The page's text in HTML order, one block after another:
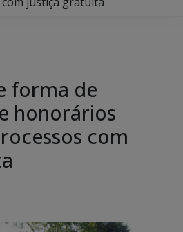
forma de
honorários
com